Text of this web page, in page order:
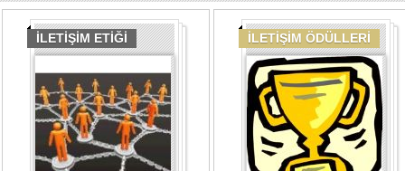
İLETİŞİM ETİĞİ İLETİŞİM ÖDÜLLERİ